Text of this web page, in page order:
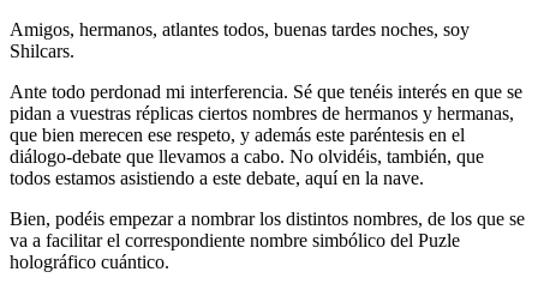
Amigos, hermanos, atlantes todos, buenas tardes noches, soy
Shilcars.
Ante todo perdonad mi interferencia. Sé que tenéis interés en que se
pidan a vuestras réplicas ciertos nombres de hermanos y hermanas,
que bien merecen ese respeto, y además este paréntesis en el
diálogo-debate que llevamos a cabo. No olvidéis, también, que
todos estamos asistiendo a este debate, aquí en la nave.
Bien, podéis empezar a nombrar los distintos nombres, de los que se
va a facilitar el correspondiente nombre simbólico del Puzle
holográfico cuántico.